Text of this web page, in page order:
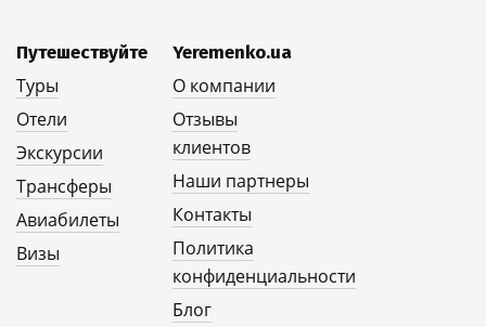
Путешествуйте
Туры
Отели
Экскурсии
Трансферы
Авиабилеты
Визы
Yeremenko.ua
О компании
Отзывы
клиентов
Наши партнеры
Контакты
Политика
конфиденциальности
Блог